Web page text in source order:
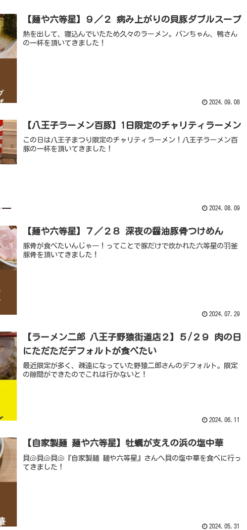
【麺や六等星】９／２ 病み上がりの貝豚ダブルスープ
熱を出して、寝込んでいたため久々のラーメン。バンちゃん、鴨さん
の一杯を頂いてきました！
2024.09.08
【八王子ラーメン百豚】1日限定のチャリティラーメン
この日は八王子まつり限定のチャリティラーメン！八王子ラーメン百
豚の一杯を頂いてきました！
2024.08.09
【麺や六等星】７／２８ 深夜の醤油豚骨つけめん
豚骨が食べたいんじゃ―！ってことで豚だけで炊かれた六等星の羽釜
豚骨を頂いてきました！
2024.07.29
【ラーメン二郎 八王子野猿街道店２】５/２９ 肉の日
にただただデフォルトが食べたい
最近限定が多く、疎遠になっていた野猿二郎さんのデフォルト。限定
の隙間ができたのでこれは行かないと！
2024.06.11
【自家製麺 麺や六等星】牡蠣が支えの浜の塩中華
貝🐚貝🐚貝🐚『自家製麺 麺や六等星』さんへ貝の塩中華を食べに行っ
てきました！
2024.05.31